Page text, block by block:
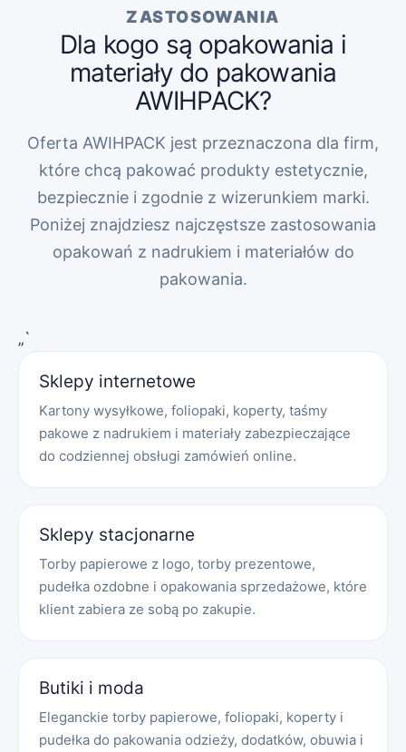
ZASTOSOWANIA
Dla kogo są opakowania i
materiały do pakowania
AWIHPACK?
Oferta AWIHPACK jest przeznaczona dla firm,
które chcą pakować produkty estetycznie,
bezpiecznie i zgodnie z wizerunkiem marki.
Poniżej znajdziesz najczęstsze zastosowania
opakowań z nadrukiem i materiałów do
pakowania.
„`
Sklepy internetowe
Kartony wysyłkowe, foliopaki, koperty, taśmy
pakowe z nadrukiem i materiały zabezpieczające
do codziennej obsługi zamówień online.
Sklepy stacjonarne
Torby papierowe z logo, torby prezentowe,
pudełka ozdobne i opakowania sprzedażowe, które
klient zabiera ze sobą po zakupie.
Butiki i moda
Eleganckie torby papierowe, foliopaki, koperty i
pudełka do pakowania odzieży, dodatków, obuwia i